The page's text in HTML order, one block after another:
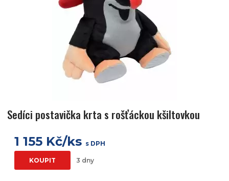
Sedíci postavička krta s rošťáckou kšiltovkou
1 155 Kč/ks s DPH
KOUPIT 3 dny